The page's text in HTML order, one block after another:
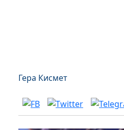
Гера Кисмет